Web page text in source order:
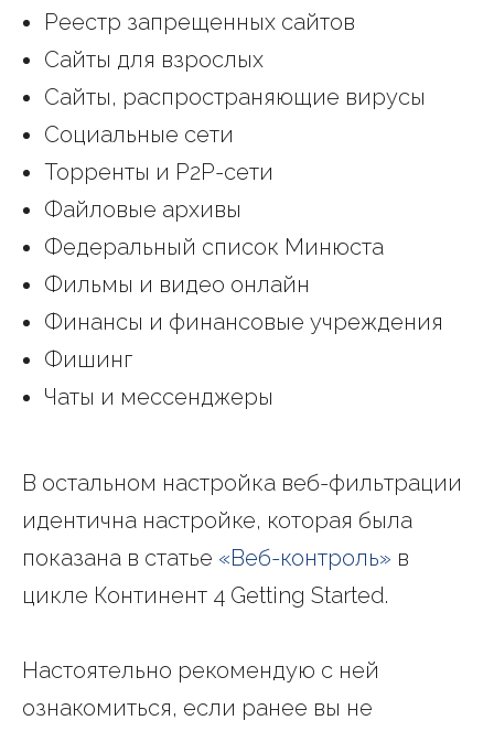
Реестр запрещенных сайтов
Сайты для взрослых
Сайты, распространяющие вирусы
Социальные сети
Торренты и P2P-сети
Файловые архивы
Федеральный список Минюста
Фильмы и видео онлайн
Финансы и финансовые учреждения
Фишинг
Чаты и мессенджеры
В остальном настройка веб-фильтрации
идентична настройке, которая была
показана в статье «Веб-контроль» в
цикле Континент 4 Getting Started.
Настоятельно рекомендую с ней
ознакомиться, если ранее вы не